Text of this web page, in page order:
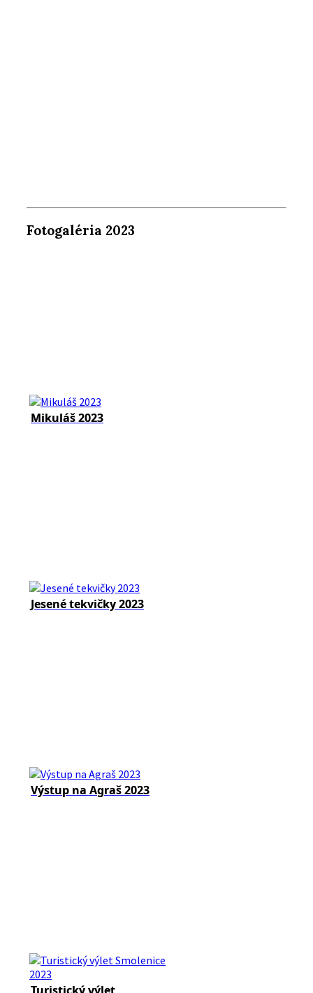
Fotogaléria 2023
Mikuláš 2023
Jesené tekvičky 2023
Výstup na Agraš 2023